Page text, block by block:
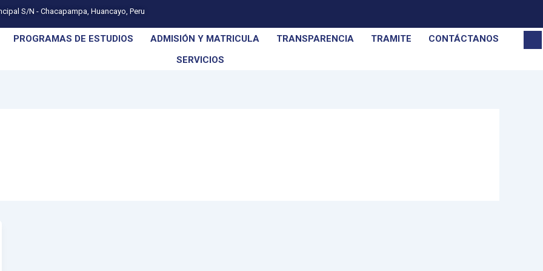
S/N - Chacapampa, Huancayo, Peru
PROGRAMAS DE ESTUDIOS ADMISIÓN Y MATRICULA TRANSPARENCIA TRAMITE
CONTÁCTANOS
SERVICIOS